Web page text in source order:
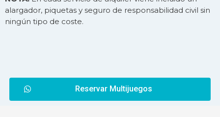
alargador, piquetas y seguro de responsabilidad civil sin
ningún tipo de coste.
Reservar Multijuegos